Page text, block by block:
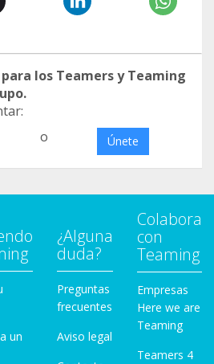
los Teamers y Teaming
o Únete
un
¿Alguna
duda?
Preguntas
frecuentes
Aviso legal
Colabora
con
Teaming
Empresas
Here we are
Teaming
Teamers 4